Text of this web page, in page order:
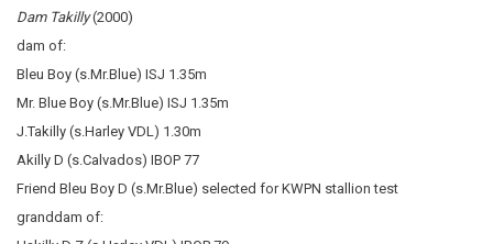
Dam Takilly(2000)
dam of:
Bleu Boy (s.Mr.Blue) ISJ 1.35m
Mr. Blue Boy (s.Mr.Blue) ISJ 1.35m
J.Takilly (s.Harley VDL) 1.30m
Akilly D (s.Calvados) IBOP 77
Friend Bleu Boy D (s.Mr.Blue) selected for KWPN stallion test
granddam of: